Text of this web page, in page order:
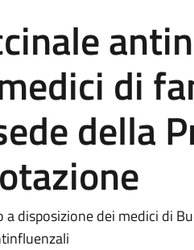
di
della
disposizione dei medici di